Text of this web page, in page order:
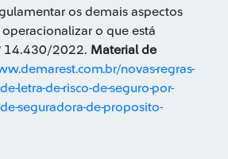
os demais aspectos
operacionalizar o que está
14.430/2022. Material de
novas-regras-
letra-de-risco-de-seguro-por-
seguradora-de-proposito-